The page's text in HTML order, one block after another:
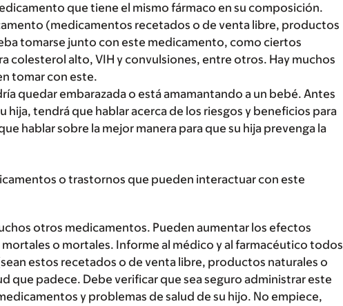
que tiene el mismo fármaco en su composición.
(medicamentos recetados o de venta libre, productos
tomarse junto con este medicamento, como ciertos
colesterol alto, VIH y convulsiones, entre otros. Hay muchos
tomar con este.
quedar embarazada o está amamantando a un bebé. Antes
hija, tendrá que hablar acerca de los riesgos y beneficios para
hablar sobre la mejor manera para que su hija prevenga la
o trastornos que pueden interactuar con este
otros medicamentos. Pueden aumentar los efectos
o mortales. Informe al médico y al farmacéutico todos
estos recetados o de venta libre, productos naturales o
que padece. Debe verificar que sea seguro administrar este
y problemas de salud de su hijo. No empiece,